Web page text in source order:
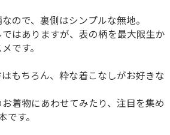
ので、裏側はシンプルな無地。
はありますが、表の柄を最大限生か
です。
もちろん、粋な着こなしがお好きな
着物にあわせてみたり、注目を集め
す。